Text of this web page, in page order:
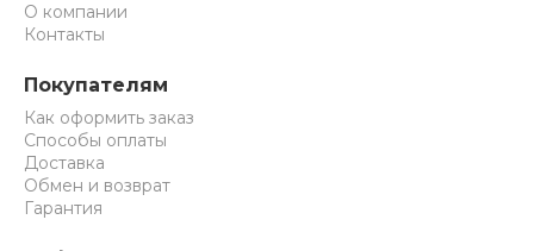
О компании
Контакты
Покупателям
Как оформить заказ
Способы оплаты
Доставка
Обмен и возврат
Гарантия